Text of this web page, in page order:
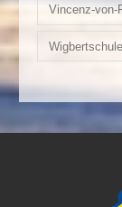
Vincenz-von-
Wigbertschule